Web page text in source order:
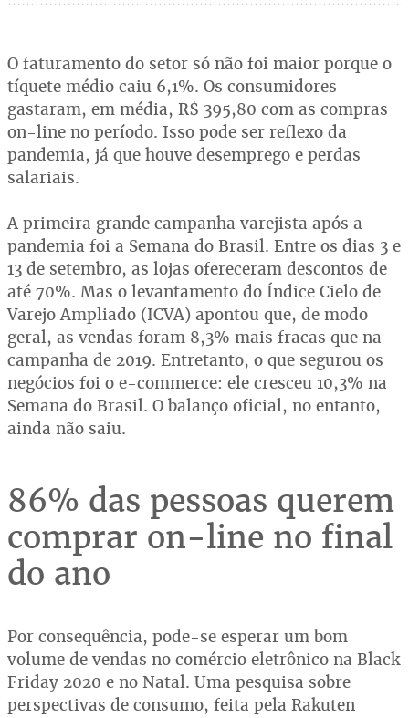
O faturamento do setor só não foi maior porque o
tíquete médio caiu 6,1%. Os consumidores
gastaram, em média, R$ 395,80 com as compras
on-line no período. Isso pode ser reflexo da
pandemia, já que houve desemprego e perdas
salariais.
A primeira grande campanha varejista após a
pandemia foi a Semana do Brasil. Entre os dias 3 e
13 de setembro, as lojas ofereceram descontos de
até 70%. Mas o levantamento do Índice Cielo de
Varejo Ampliado (ICVA) apontou que, de modo
geral, as vendas foram 8,3% mais fracas que na
campanha de 2019. Entretanto, o que segurou os
negócios foi o e-commerce: ele cresceu 10,3% na
Semana do Brasil. O balanço oficial, no entanto,
ainda não saiu.
86% das pessoas querem
comprar on-line no final
do ano
Por consequência, pode-se esperar um bom
volume de vendas no comércio eletrônico na Black
Friday 2020 e no Natal. Uma pesquisa sobre
perspectivas de consumo, feita pela Rakuten